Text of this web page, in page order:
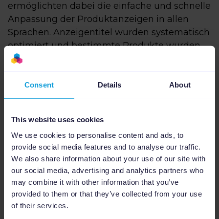
Consent Details About
This website uses cookies
We use cookies to personalise content and ads, to
provide social media features and to analyse our traffic.
We also share information about your use of our site with
our social media, advertising and analytics partners who
may combine it with other information that you’ve
provided to them or that they’ve collected from your use
of their services.
ermöglichten dabei die einfache und schnelle
Anpassung der Produktanzeigen in allen
Sprachen. Anzeigentitel wurden systematisch
optimiert und bestimmte Produkte wurden
von den Kampagnen ausgeschlossen.
Insgesamt erreichte Helen Kirchhofer durch
68 % mehr Transaktionen
43 % weniger Cost-per-Sale
8 % weniger Werbeausgaben
Die Automatisierung, die Channable gerade
für mehrsprachige Kundenprojekte erlaubt,